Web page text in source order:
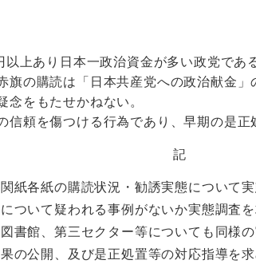
上あり日本一政治資金が多い政党であ
旗の購読は「日本共産党への政治献金
をもたせかねない。
頼を傷つける行為であり、早期の是正
記
紙各紙の購読状況・勧誘実態について実
ついて疑われる事例がないか実態調査を
書館、第三セクター等についても同様の
の公開、及び是正処置等の対応指導を求